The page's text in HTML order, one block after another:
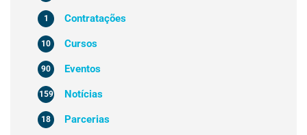
Contratações
1
Cursos
10
Eventos
90
Notícias
159
Parcerias
18